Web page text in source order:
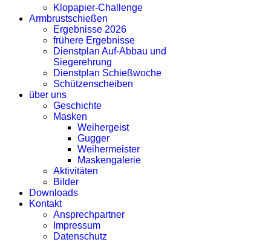
Klopapier-Challenge
Armbrustschießen
Ergebnisse 2026
frühere Ergebnisse
Dienstplan Auf-Abbau und
Siegerehrung
Dienstplan Schießwoche
Schützenscheiben
über uns
Geschichte
Masken
Weihergeist
Gugger
Weihermeister
Maskengalerie
Aktivitäten
Bilder
Downloads
Kontakt
Ansprechpartner
Impressum
Datenschutz